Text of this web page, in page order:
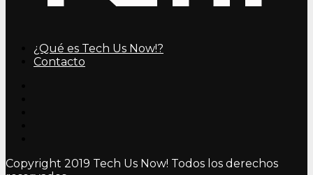
¿Qué es Tech Us Now!?
Contacto
Copyright 2019 Tech Us Now! Todos los derechos